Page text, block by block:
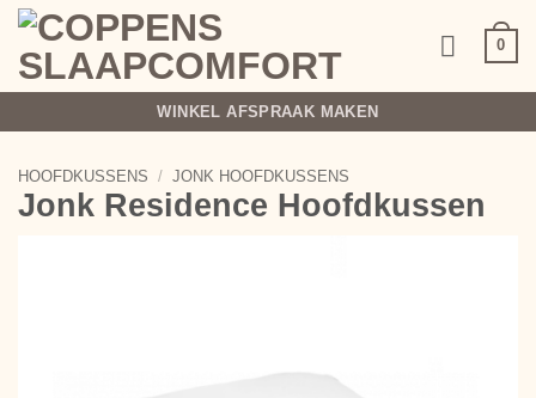
Ga
inhoud
0
WINKEL AFSPRAAK MAKEN
HOOFDKUSSENS / JONK HOOFDKUSSENS
Jonk Residence Hoofdkussen